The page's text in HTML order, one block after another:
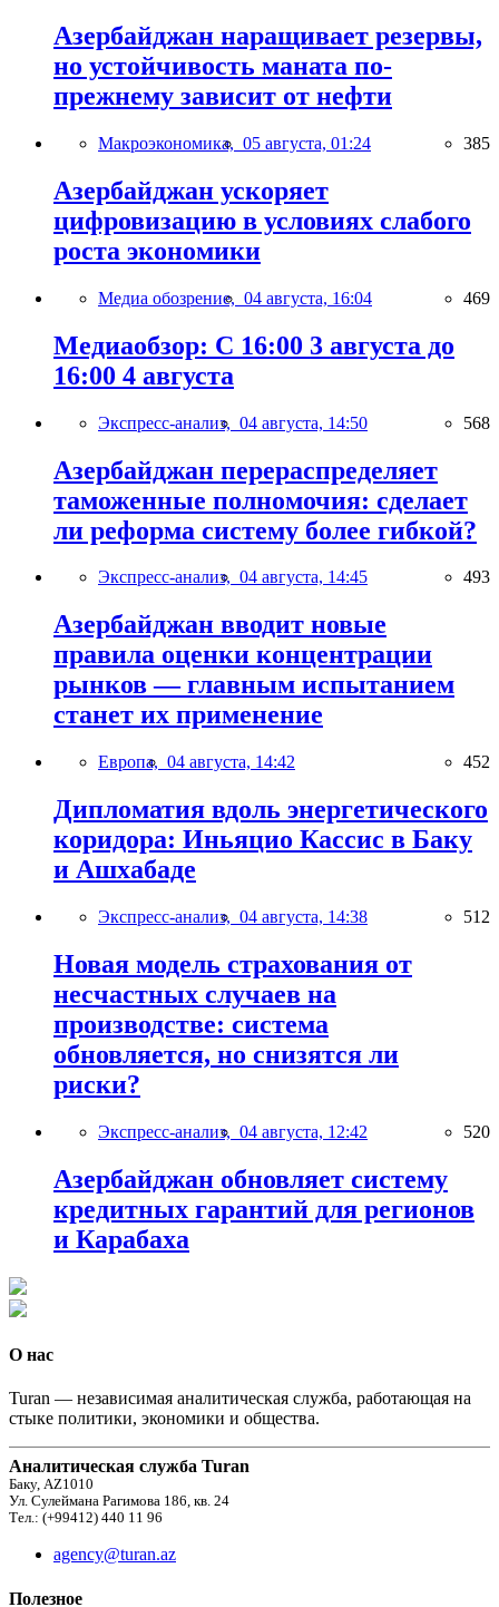
Азербайджан наращивает резервы,
но устойчивость маната по-
прежнему зависит от нефти
Макроэкономика, 05 августа, 01:24 385
Азербайджан ускоряет
цифровизацию в условиях слабого
роста экономики
Медиа обозрение, 04 августа, 16:04 469
Медиаобзор: С 16:00 3 августа до
16:00 4 августа
Экспресс-анализ, 04 августа, 14:50 568
Азербайджан перераспределяет
таможенные полномочия: сделает
ли реформа систему более гибкой?
Экспресс-анализ, 04 августа, 14:45 493
Азербайджан вводит новые
правила оценки концентрации
рынков — главным испытанием
станет их применение
Европа, 04 августа, 14:42 452
Дипломатия вдоль энергетического
коридора: Иньяцио Кассис в Баку
и Ашхабаде
Экспресс-анализ, 04 августа, 14:38 512
Новая модель страхования от
несчастных случаев на
производстве: система
обновляется, но снизятся ли
риски?
Экспресс-анализ, 04 августа, 12:42 520
Азербайджан обновляет систему
кредитных гарантий для регионов
и Карабаха
О нас
Turan — независимая аналитическая служба, работающая на
стыке политики, экономики и общества.
Аналитическая служба Turan
Баку, AZ1010
Ул. Сулеймана Рагимова 186, кв. 24
Тел.: (+99412) 440 11 96
agency@turan.az
Полезное